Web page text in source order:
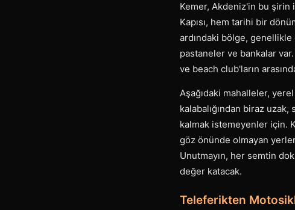
Kemer, Akdeniz'in bu şirin
Kapısı, hem tarihi bir
ardındaki bölge,
pastaneler ve bankalar
ve beach club'ların
Aşağıdaki mahalleler,
kalabalığından biraz
kalmak istemeyenler için.
göz önünde olmayan
Unutmayın, her semtin
değer katacak.
Teleferikten